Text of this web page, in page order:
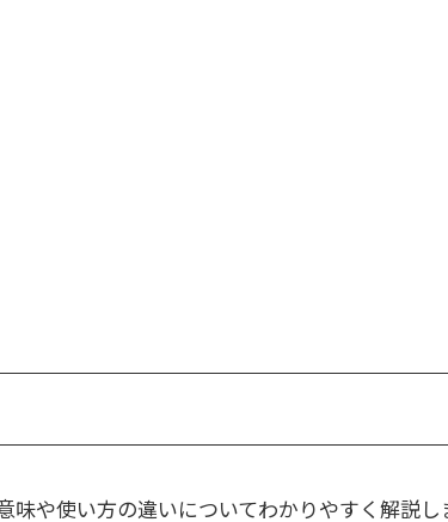
味や使い方の違いについてわかりやすく解説し